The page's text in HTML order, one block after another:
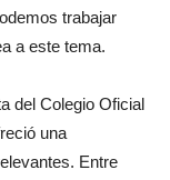
trabajar
a este tema.
del Colegio Oficial
una
Entre